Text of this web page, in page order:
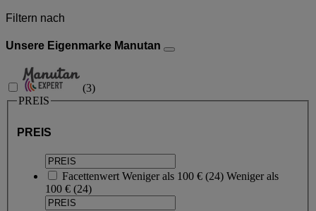
Filtern nach
Unsere Eigenmarke Manutan
(3)
PREIS
PREIS
Facettenwert Weniger als 100 € (24) Weniger als
100 € (24)